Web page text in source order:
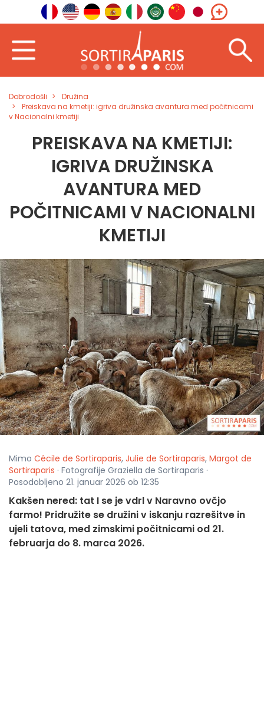
Dobrodošli
Družina
Preiskava na kmetiji: igriva družinska avantura med počitnicami
v Nacionalni kmetiji
PREISKAVA NA KMETIJI:
IGRIVA DRUŽINSKA
AVANTURA MED
POČITNICAMI V NACIONALNI
KMETIJI
Mimo Cécile de Sortiraparis, Julie de Sortiraparis, Margot de
Sortiraparis · Fotografije Graziella de Sortiraparis ·
Posodobljeno 21. januar 2026 ob 12:35
Kakšen nered: tat I se je vdrl v Naravno ovčjo
farmo! Pridružite se družini v iskanju razrešitve in
ujeli tatova, med zimskimi počitnicami od 21.
februarja do 8. marca 2026.